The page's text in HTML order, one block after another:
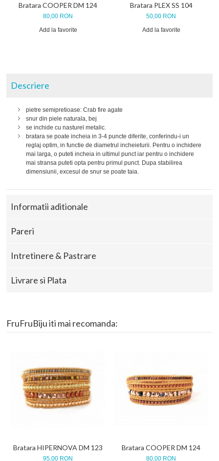
Bratara COOPER DM 124
80,00 RON
Add la favorite
Bratara PLEX SS 104
50,00 RON
Add la favorite
Descriere
pietre semipretioase: Crab fire agate
snur din piele naturala, bej
se inchide cu nasturel metalic.
bratara se poate incheia in 3-4 puncte diferite, conferindu-i un
reglaj optim, in functie de diametrul incheieturii. Pentru o inchidere
mai larga, o puteti incheia in ultimul punct iar pentru o inchidere
mai stransa puteti opta pentru primul punct. Dupa stabilirea
dimensiunii, excesul de snur se poate taia.
Informatii aditionale
Pareri
Intretinere & Pastrare
Livrare si Plata
FruFruBiju iti mai recomanda:
Bratara HIPERNOVA DM 123
95,00 RON
Bratara COOPER DM 124
80,00 RON